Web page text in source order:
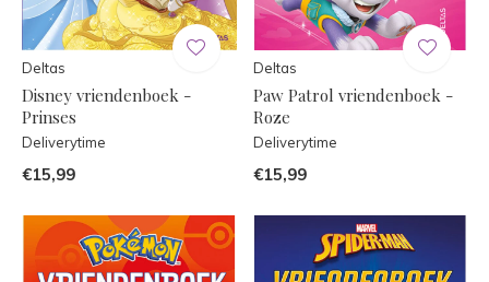
Deltas
Disney vriendenboek -
Prinses
Deliverytime
€15,99
Deltas
Paw Patrol vriendenboek -
Roze
Deliverytime
€15,99